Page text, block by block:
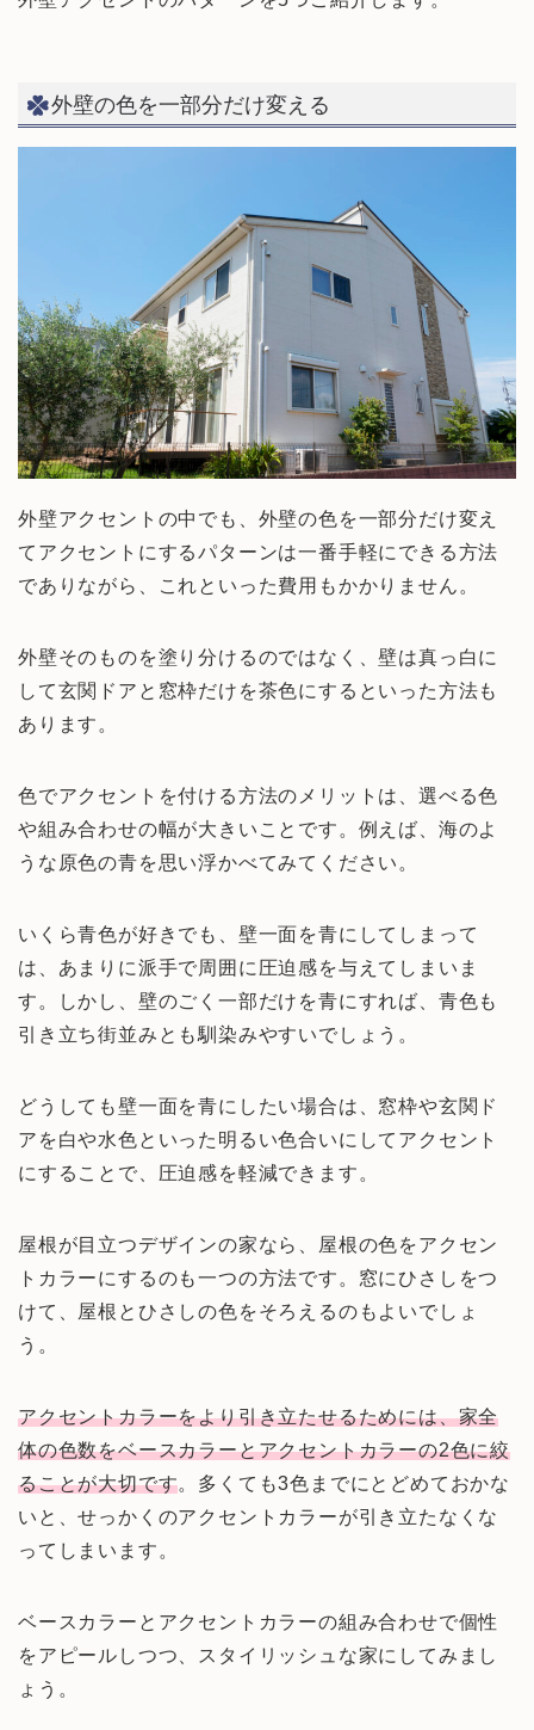
外壁の色を一部分だけ変える
外壁アクセントの中でも、外壁の色を一部分だけ変え
てアクセントにするパターンは一番手軽にできる方法
でありながら、これといった費用もかかりません。
外壁そのものを塗り分けるのではなく、壁は真っ白に
して玄関ドアと窓枠だけを茶色にするといった方法も
あります。
色でアクセントを付ける方法のメリットは、選べる色
や組み合わせの幅が大きいことです。例えば、海のよ
うな原色の青を思い浮かべてみてください。
いくら青色が好きでも、壁一面を青にしてしまって
は、あまりに派手で周囲に圧迫感を与えてしまいま
す。しかし、壁のごく一部だけを青にすれば、青色も
引き立ち街並みとも馴染みやすいでしょう。
どうしても壁一面を青にしたい場合は、窓枠や玄関ド
アを白や水色といった明るい色合いにしてアクセント
にすることで、圧迫感を軽減できます。
屋根が目立つデザインの家なら、屋根の色をアクセン
トカラーにするのも一つの方法です。窓にひさしをつ
けて、屋根とひさしの色をそろえるのもよいでしょ
う。
アクセントカラーをより引き立たせるためには、家全
体の色数をベースカラーとアクセントカラーの2色に絞
ることが大切です。多くても3色までにとどめておかな
いと、せっかくのアクセントカラーが引き立たなくな
ってしまいます。
ベースカラーとアクセントカラーの組み合わせで個性
をアピールしつつ、スタイリッシュな家にしてみまし
ょう。